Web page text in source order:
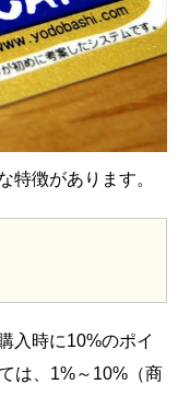
特徴があります。
入時に10%のポイ
は、1%～10%（商